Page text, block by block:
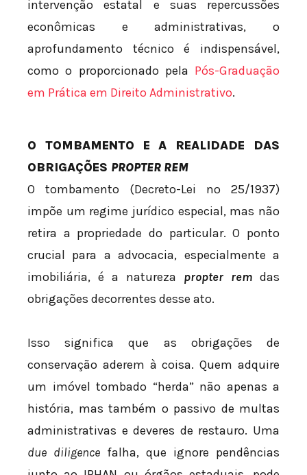
intervenção estatal e suas repercussões
econômicas e administrativas, o
aprofundamento técnico é indispensável,
como o proporcionado pela Pós-Graduação
em Prática em Direito Administrativo.
O TOMBAMENTO E A REALIDADE DAS
OBRIGAÇÕES PROPTER REM
O tombamento (Decreto-Lei nº 25/1937)
impõe um regime jurídico especial, mas não
retira a propriedade do particular. O ponto
crucial para a advocacia, especialmente a
imobiliária, é a natureza propter rem das
obrigações decorrentes desse ato.
Isso significa que as obrigações de
conservação aderem à coisa. Quem adquire
um imóvel tombado “herda” não apenas a
história, mas também o passivo de multas
administrativas e deveres de restauro. Uma
due diligence falha, que ignore pendências